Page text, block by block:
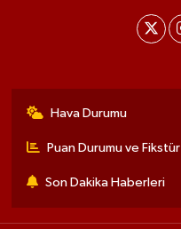
Hava Durumu
Puan Durumu ve Fikstür
Son Dakika Haberleri